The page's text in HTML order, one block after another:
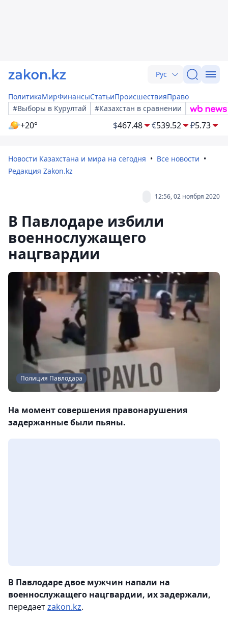
Рус
ПолитикаМирФинансыСтатьиПроисшествияПраво
#Выборы в Курултай
#Казахстан в сравнении
+20° $467.48 €539.52 ₽5.73
Новости Казахстана и мира на сегодня
Все новости
Редакция Zakon.kz
12:56, 02 ноября 2020
В Павлодаре избили
военнослужащего
нацгвардии
Полиция Павлодара
На момент совершения правонарушения
задержанные были пьяны.
В Павлодаре двое мужчин напали на
военнослужащего нацгвардии, их задержали,
передаетzakon.kz.